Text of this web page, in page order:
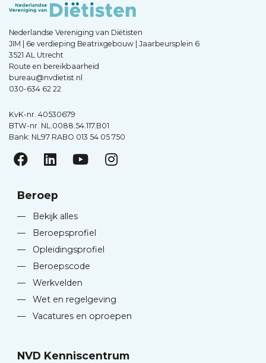
Nederlandse Vereniging van Diëtisten
JIM | 6e verdieping Beatrixgebouw | Jaarbeursplein 6
3521 AL Utrecht
Route en bereikbaarheid
bureau@nvdietist.nl
030-634 62 22
KvK-nr. 40530679
BTW-nr. NL.0088.54.117.B01
Bank: NL97 RABO 013 54 05 750
Beroep
—
Bekijk alles
—
Beroepsprofiel
—
Opleidingsprofiel
—
Beroepscode
—
Werkvelden
—
Wet en regelgeving
—
Vacatures en oproepen
NVD Kenniscentrum